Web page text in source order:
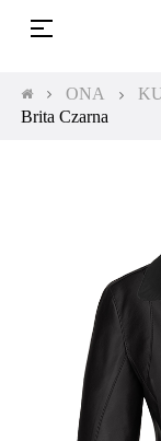
Toggle
navigation
☰
ONA
Brita Czarna